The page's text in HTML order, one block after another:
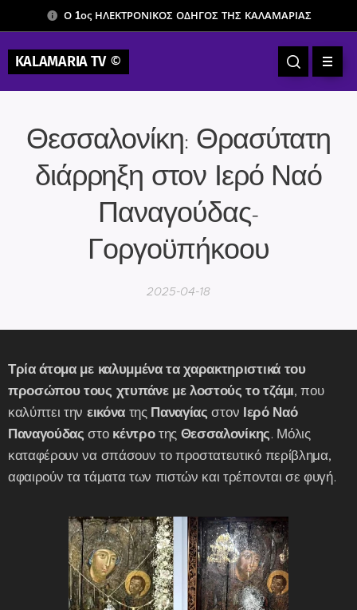
Ο 1ος ΗΛΕΚΤΡΟΝΙΚΟΣ ΟΔΗΓΟΣ ΤΗΣ ΚΑΛΑΜΑΡΙΑΣ
KALAMARIA TV©
Θεσσαλονίκη: Θρασύτατη
διάρρηξη στον Ιερό Ναό
Παναγούδας-
Γοργοϋπήκοου
2025-04-18
Τρία άτομα με καλυμμένα τα χαρακτηριστικά του
προσώπου τους χτυπάνε με λοστούς το τζάμι, που
καλύπτει την εικόνα της Παναγίαςστον Ιερό Ναό
Παναγούδας στο κέντροτης Θεσσαλονίκης. Μόλις
καταφέρουν να σπάσουν το προστατευτικό περίβλημα,
αφαιρούν τα τάματα των πιστών και τρέπονται σε φυγή.